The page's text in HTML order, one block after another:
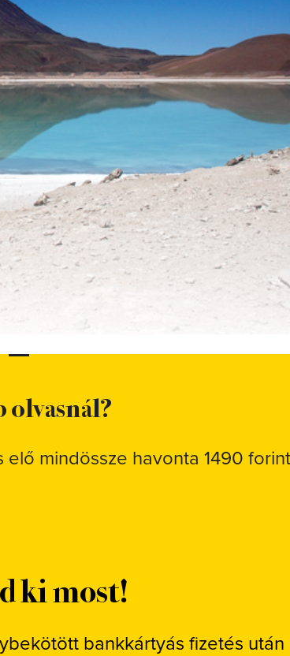
olvasnál?
mindössze havonta 1490
ki most!
bankkártyás fizetés után